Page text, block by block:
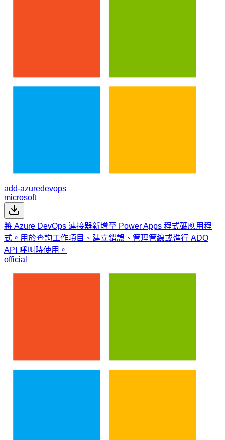
add-azuredevops
microsoft
將 Azure DevOps 連接器新增至 Power Apps 程式碼應用程
式。用於查詢工作項目、建立錯誤、管理管線或進行 ADO
API 呼叫時使用。
official